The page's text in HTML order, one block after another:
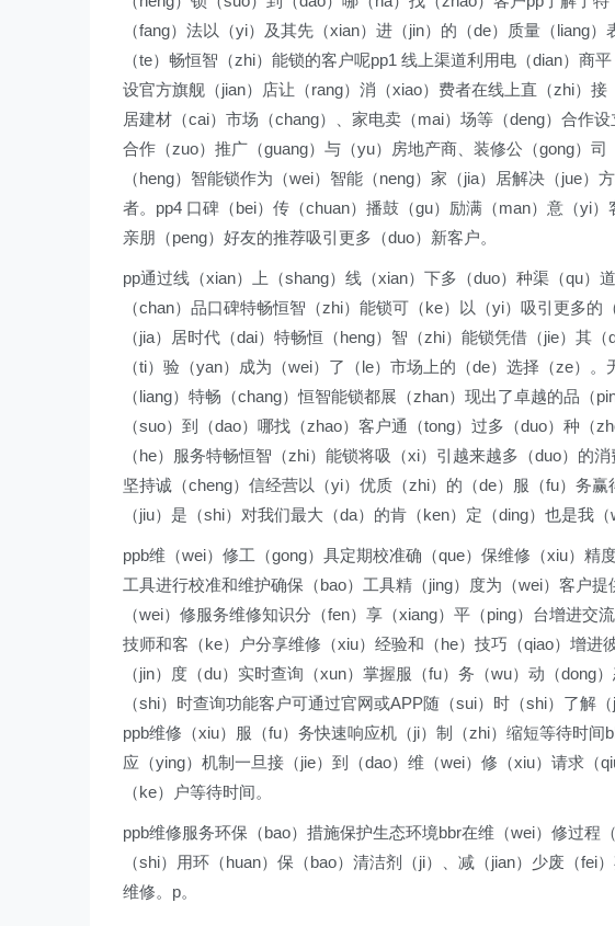
（fang）法以（yi）及其先（xian）进（jin）的（de）质量（liang
（te）畅恒智（zhi）能锁的客户呢pp1 线上渠道利用电（dian）商
设官方旗舰（jian）店让（rang）消（xiao）费者在线上直（zhi）
居建材（cai）市场（chang）、家电卖（mai）场等（deng）合作
合作（zuo）推广（guang）与（yu）房地产商、装修公（gong）
（heng）智能锁作为（wei）智能（neng）家（jia）居解决（jue
者。pp4 口碑（bei）传（chuan）播鼓（gu）励满（man）意（yi
亲朋（peng）好友的推荐吸引更多（duo）新客户。
pp通过线（xian）上（shang）线（xian）下多（duo）种渠（qu）
（chan）品口碑特畅恒智（zhi）能锁可（ke）以（yi）吸引更多
（jia）居时代（dai）特畅恒（heng）智（zhi）能锁凭借（jie）其
（ti）验（yan）成为（wei）了（le）市场上的（de）选择（ze）
（liang）特畅（chang）恒智能锁都展（zhan）现出了卓越的品（
（suo）到（dao）哪找（zhao）客户通（tong）过多（duo）种（
（he）服务特畅恒智（zhi）能锁将吸（xi）引越来越多（duo）的
坚持诚（cheng）信经营以（yi）优质（zhi）的（de）服（fu）务
（jiu）是（shi）对我们最大（da）的肯（ken）定（ding）也是我
ppb维（wei）修工（gong）具定期校准确（que）保维修（xiu）精
工具进行校准和维护确保（bao）工具精（jing）度为（wei）客户
（wei）修服务维修知识分（fen）享（xiang）平（ping）台增进交
技师和客（ke）户分享维修（xiu）经验和（he）技巧（qiao）增进
（jin）度（du）实时查询（xun）掌握服（fu）务（wu）动（dong
（shi）时查询功能客户可通过官网或APP随（sui）时（shi）了解
ppb维修（xiu）服（fu）务快速响应机（ji）制（zhi）缩短等待时
应（ying）机制一旦接（jie）到（dao）维（wei）修（xiu）请求（
（ke）户等待时间。
ppb维修服务环保（bao）措施保护生态环境bbr在维（wei）修过程
（shi）用环（huan）保（bao）清洁剂（ji）、减（jian）少废（
维修。p。